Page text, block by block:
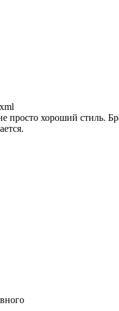
просто хороший стиль.